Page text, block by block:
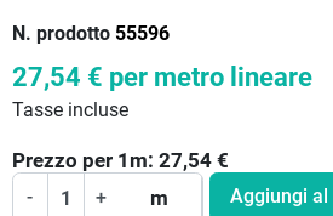
N. prodotto 55596
27,54 € per metro lineare
Tasse incluse
Prezzo per 1 m: 27,54 €
- + m Aggiungi